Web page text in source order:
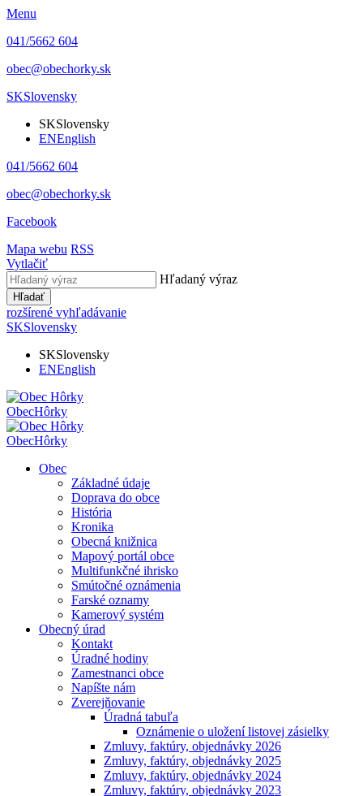
Menu
041/5662 604
obec@obechorky.sk
SKSlovensky
SKSlovensky
ENEnglish
041/5662 604
obec@obechorky.sk
Facebook
Mapa webu RSS
Vytlačiť
Hľadaný výraz
Hľadať
rozšírené vyhľadávanie
SKSlovensky
SKSlovensky
ENEnglish
ObecHôrky
ObecHôrky
Obec
Základné údaje
Doprava do obce
História
Kronika
Obecná knižnica
Mapový portál obce
Multifunkčné ihrisko
Smútočné oznámenia
Farské oznamy
Kamerový systém
Obecný úrad
Kontakt
Úradné hodiny
Zamestnanci obce
Napíšte nám
Zverejňovanie
Úradná tabuľa
Oznámenie o uložení listovej zásielky
Zmluvy, faktúry, objednávky 2026
Zmluvy, faktúry, objednávky 2025
Zmluvy, faktúry, objednávky 2024
Zmluvy, faktúry, objednávky 2023